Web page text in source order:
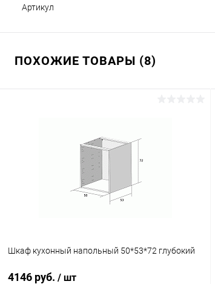
Артикул
ПОХОЖИЕ ТОВАРЫ (8)
Шкаф кухонный напольный 50*53*72 глубокий
4146 руб. / шт